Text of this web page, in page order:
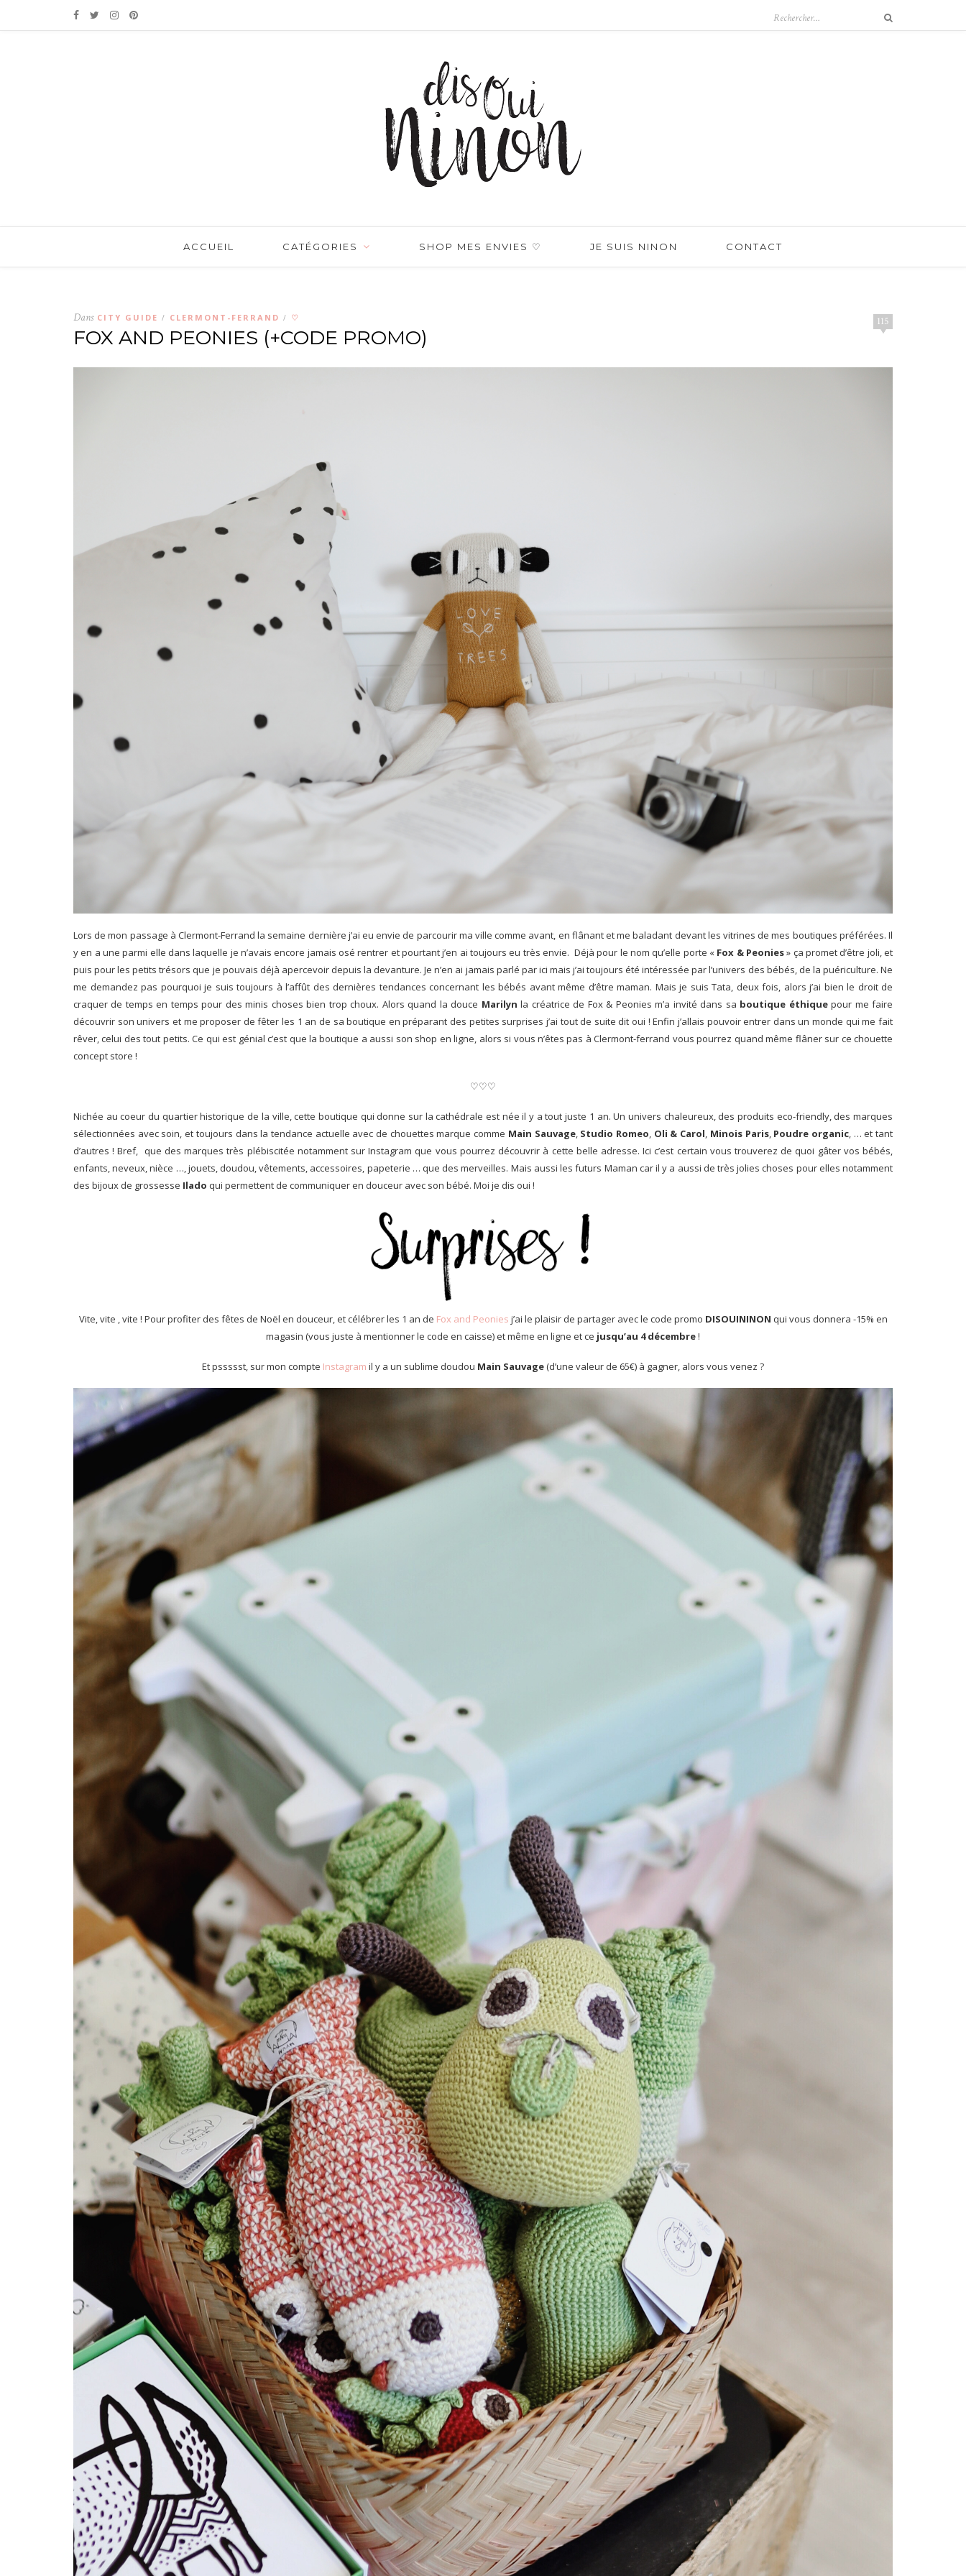
ACCUEIL CATÉGORIES SHOP MES ENVIES ♡ JE SUIS NINON CONTACT
115
Dans CITY GUIDE / CLERMONT-FERRAND / ♡
FOX AND PEONIES (+CODE PROMO)
Lors de mon passage à Clermont-Ferrand la semaine dernière j’ai eu envie de parcourir ma ville comme avant, en flânant et me baladant devant les vitrines de mes boutiques préférées. Il
y en a une parmi elle dans laquelle je n’avais encore jamais osé rentrer et pourtant j’en ai toujours eu très envie. Déjà pour le nom qu’elle porte « Fox & Peonies» ça promet d’être joli, et
puis pour les petits trésors que je pouvais déjà apercevoir depuis la devanture.Je n’en ai jamais parlé par ici mais j’ai toujours été intéressée par l’univers des bébés, de la puériculture. Ne
me demandez pas pourquoi je suis toujours à l’affût des dernières tendances concernant les bébés avant même d’être maman. Mais je suis Tata, deux fois, alors j’ai bien le droit de
craquer de temps en temps pour des minis choses bien trop choux. Alors quand la douce Marilyn la créatrice de Fox & Peonies m’a invité dans sa boutique éthiquepour me faire
découvrir son univers et me proposer de fêter les 1 an de sa boutique en préparant des petites surprises j’ai tout de suite dit oui ! Enfin j’allais pouvoir entrer dans un monde qui me fait
rêver, celui des tout petits. Ce qui est génial c’est que la boutique a aussi son shop en ligne, alors si vous n’êtes pas à Clermont-ferrand vous pourrez quand même flâner sur ce chouette
concept store !
♡♡♡
Nichée au coeur du quartier historique de la ville, cette boutique qui donne sur la cathédrale est née il y a tout juste 1 an. Un univers chaleureux, des produits eco-friendly, des marques
sélectionnées avec soin, et toujours dans la tendance actuelle avec de chouettes marque comme Main Sauvage, Studio Romeo, Oli & Carol, Minois Paris, Poudre organic, … et tant
d’autres ! Bref, que des marques très plébiscitée notamment sur Instagram que vous pourrez découvrir à cette belle adresse. Ici c’est certain vous trouverez de quoi gâter vos bébés,
enfants, neveux, nièce …, jouets, doudou, vêtements, accessoires, papeterie … que des merveilles. Mais aussi les futurs Maman car il y a aussi de très jolies choses pour elles notamment
des bijoux de grossesse Ilado qui permettent de communiquer en douceur avec son bébé. Moi je dis oui !
Vite, vite , vite ! Pour profiter des fêtes de Noël en douceur, et célébrer les 1 an de Fox and Peonies j’ai le plaisir de partager avec le code promo DISOUININON qui vous donnera -15% en
magasin (vous juste à mentionner le code en caisse) et même en ligne et ce jusqu’au 4 décembre!
Et pssssst, sur mon compte Instagram il y a un sublime doudou Main Sauvage(d’une valeur de 65€) à gagner, alors vous venez ?